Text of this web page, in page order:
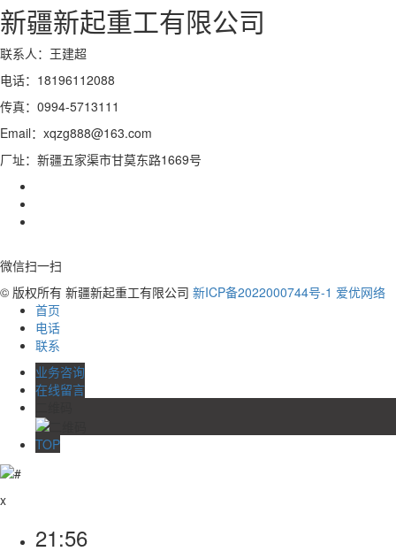
新疆新起重工有限公司
联系人：王建超
电话：18196112088
传真：0994-5713111
Email：xqzg888@163.com
厂址：新疆五家渠市甘莫东路1669号
微信扫一扫
© 版权所有 新疆新起重工有限公司 新ICP备2022000744号-1 爱优网络
首页
电话
联系
业务咨询
在线留言
TOP
x
21:56